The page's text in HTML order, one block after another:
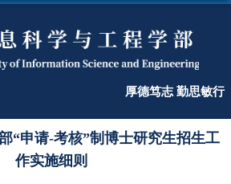
厚德笃志 勤思敏行
“申请-考核”制博士研究生招生工
作实施细则